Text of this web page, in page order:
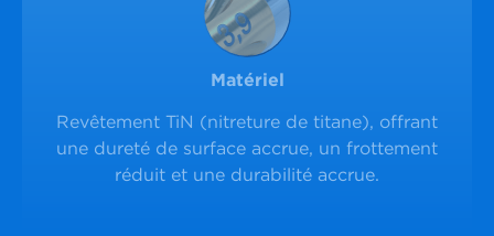
Matériel
Revêtement TiN (nitreture de titane), offrant
une dureté de surface accrue, un frottement
réduit et une durabilité accrue.